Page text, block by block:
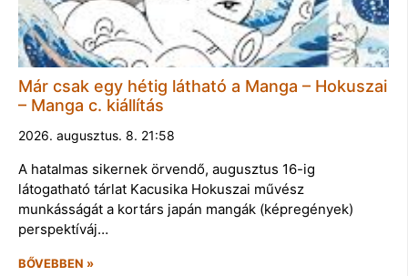
Már csak egy hétig látható a Manga – Hokuszai
– Manga c. kiállítás
2026. augusztus. 8. 21:58
A hatalmas sikernek örvendő, augusztus 16-ig
látogatható tárlat Kacusika Hokuszai művész
munkásságát a kortárs japán mangák (képregények)
perspektíváj…
BŐVEBBEN »